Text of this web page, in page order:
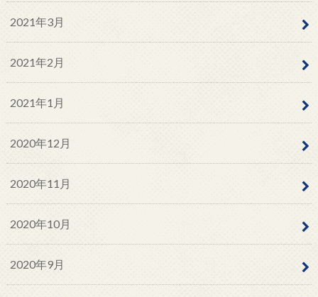
2021年3月
2021年2月
2021年1月
2020年12月
2020年11月
2020年10月
2020年9月